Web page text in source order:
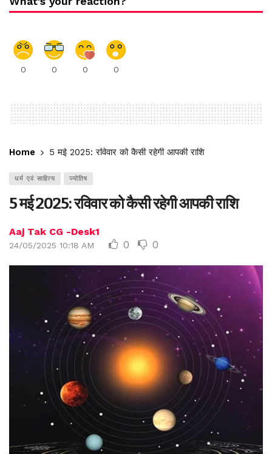
0 0 0 0
Home 5 मई 2025: रविवार को कैसी रहेगी आपकी राशि
धर्म एवं साहित्य ज्योतिष
5 मई 2025: रविवार को कैसी रहेगी आपकी राशि
Aaj Tak CG -Desk1
24/05/2025 10:18 AM 0 0